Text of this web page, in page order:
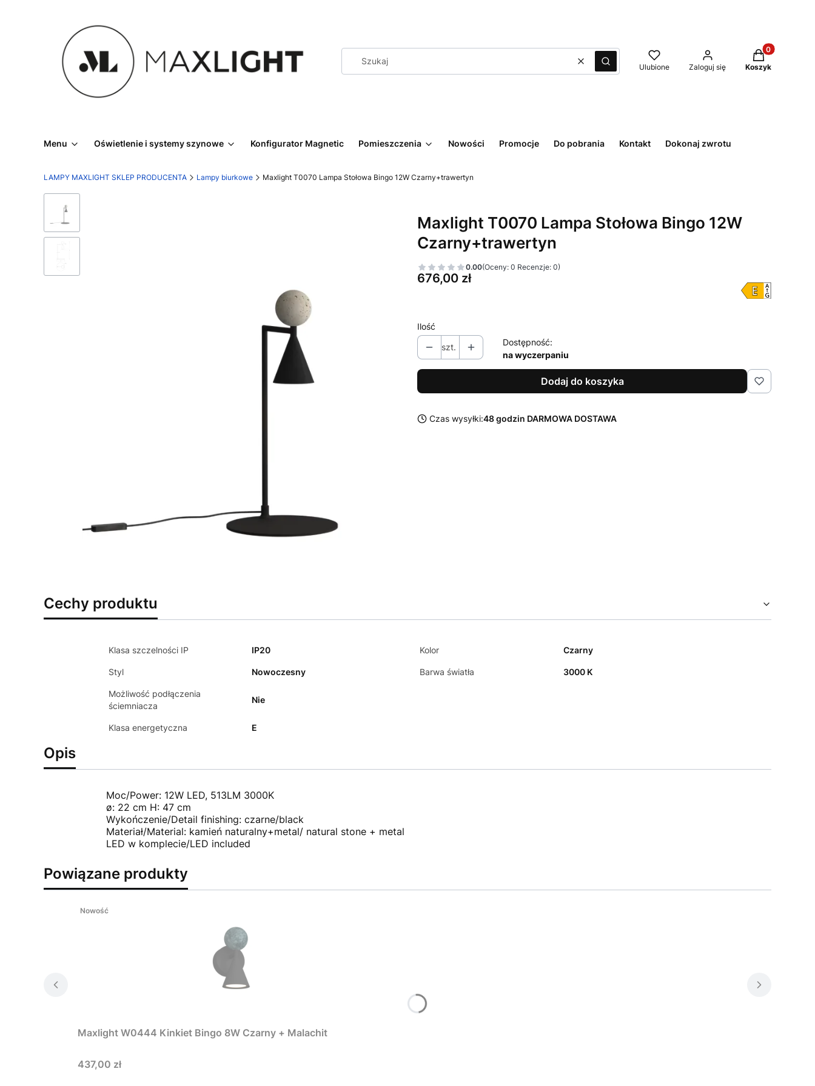
WyczyśćSzukaj Ulubione Zaloguj się
Produkty w
Koszyk
Menu Oświetlenie i systemy szynowe Konfigurator Magnetic Pomieszczenia Nowości Promocje Do pobrania Kontakt Dokonaj zwrotu
LAMPY MAXLIGHT SKLEP PRODUCENTA Lampy biurkowe Maxlight T0070 Lampa Stołowa Bingo 12W Czarny+trawertyn
Maxlight T0070 Lampa Stołowa Bingo 12W
Czarny+trawertyn
0.00(Oceny: 0 Recenzje: 0)
Cena
676,00 zł
Ilość
szt.
Dostępność:
na wyczerpaniu
Dodaj do koszyka
Czas wysyłki:48 godzin DARMOWA DOSTAWA
Cechy produktu
Klasa szczelności IP IP20 Kolor Czarny
Styl Nowoczesny Barwa światła 3000 K
Możliwość podłączenia
ściemniacza
Nie
Klasa energetyczna E
Opis
Moc/Power: 12W LED, 513LM 3000K
ø: 22 cm H: 47 cm
Wykończenie/Detail finishing: czarne/black
Materiał/Material: kamień naturalny+metal/ natural stone + metal
LED w komplecie/LED included
Powiązane produkty
Nowość
Maxlight W0444 Kinkiet Bingo 8W Czarny + Malachit
Cena
437,00 zł